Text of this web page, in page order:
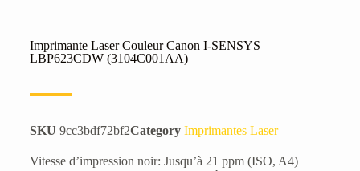
Imprimante Laser Couleur Canon I-SENSYS
LBP623CDW (3104C001AA)
SKU 9cc3bdf72bf2Category Imprimantes Laser
Vitesse d’impression noir: Jusqu’à 21 ppm (ISO, A4)